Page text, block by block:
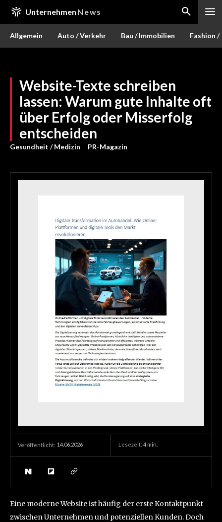
Unternehmen News
Allgemein Auto / Verkehr Bau / Immobilien Fashion /
Website-Texte schreiben
lassen: Warum gute Inhalte oft
über Erfolg oder Misserfolg
entscheiden
Gesundheit / Medizin PR-Magazin
Veröffentlicht: 14.06.2026 Lesezeit: 4 min.
Eine moderne Website ist häufig der erste Kontaktpunkt
zwischen Unternehmen und potenziellen Kunden. Doch